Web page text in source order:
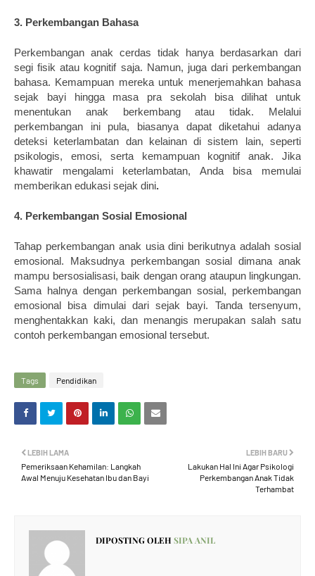
3. Perkembangan Bahasa
Perkembangan anak cerdas tidak hanya berdasarkan dari
segi fisik atau kognitif saja. Namun, juga dari perkembangan
bahasa. Kemampuan mereka untuk menerjemahkan bahasa
sejak bayi hingga masa pra sekolah bisa dilihat untuk
menentukan anak berkembang atau tidak. Melalui
perkembangan ini pula, biasanya dapat diketahui adanya
deteksi keterlambatan dan kelainan di sistem lain, seperti
psikologis, emosi, serta kemampuan kognitif anak. Jika
khawatir mengalami keterlambatan, Anda bisa memulai
memberikan edukasi sejak dini.
4. Perkembangan Sosial Emosional
Tahap perkembangan anak usia dini berikutnya adalah sosial
emosional. Maksudnya perkembangan sosial dimana anak
mampu bersosialisasi, baik dengan orang ataupun lingkungan.
Sama halnya dengan perkembangan sosial, perkembangan
emosional bisa dimulai dari sejak bayi. Tanda tersenyum,
menghentakkan kaki, dan menangis merupakan salah satu
contoh perkembangan emosional tersebut.
Tags Pendidikan
LEBIH BARU
Lakukan Hal Ini Agar Psikologi
Perkembangan Anak Tidak
Terhambat
LEBIH LAMA
Pemeriksaan Kehamilan: Langkah
Awal Menuju Kesehatan Ibu dan Bayi
DIPOSTING OLEH SIPA ANIL